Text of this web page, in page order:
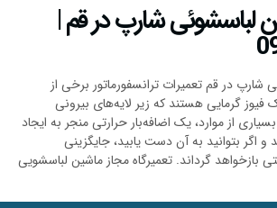
لباسشوئی شارپ در قم |
شارپ در قم تعمیرات ترانسفورماتور برخی از
فیوز گرمایی هستند که زیر لایه‌های بیرونی
از موارد، یک اضافه‌بار حرارتی منجر به ایجاد
بتوانید به آن دست یابید، جایگزینی
بازخواهد گرداند. تعمیرگاه مجاز ماشین لباسشویی